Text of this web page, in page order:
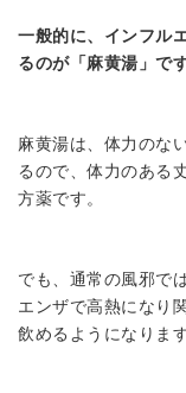
一般的に、インフル
るのが「麻黄湯」です
麻黄湯は、体力のな
るので、体力のある
方薬です。
でも、通常の風邪で
エンザで高熱になり
飲めるようになります